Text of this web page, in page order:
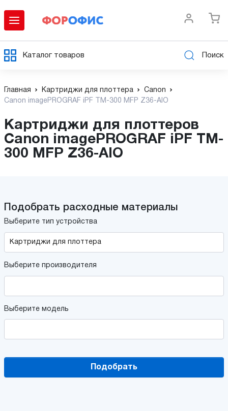
Каталог товаров Поиск
Главная Картриджи для плоттера
Canon
Canon imagePROGRAF iPF TM-300 MFP Z36-AIO
Картриджи для плоттеров
Canon imagePROGRAF iPF TM-
300 MFP Z36-AIO
Подобрать расходные материалы
Выберите тип устройства
Выберите производителя
Выберите модель
Подобрать